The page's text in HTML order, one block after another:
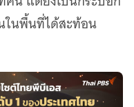
ในพื้นที่ได้สะท้อน